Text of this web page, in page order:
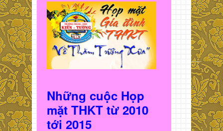
Những cuộc Họp
mặt THKT từ 2010
tới 2015